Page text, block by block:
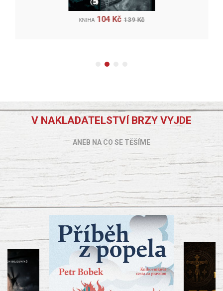
KNIHA 104 Kč 139 Kč
V NAKLADATELSTVÍ BRZY VYJDE
ANEB NA CO SE TĚŠÍME